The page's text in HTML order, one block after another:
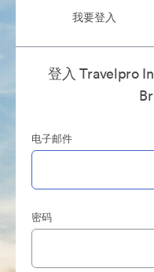
我要登入
登入 Travelpro
电子邮件
密码